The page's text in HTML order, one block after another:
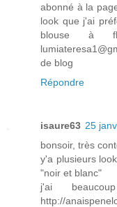
abonné à la
look que j'ai
blouse à
de blog
Répondre
isaure63 25
bonsoir, très
y'a plusieurs
"noir et blanc"
j'ai
http://